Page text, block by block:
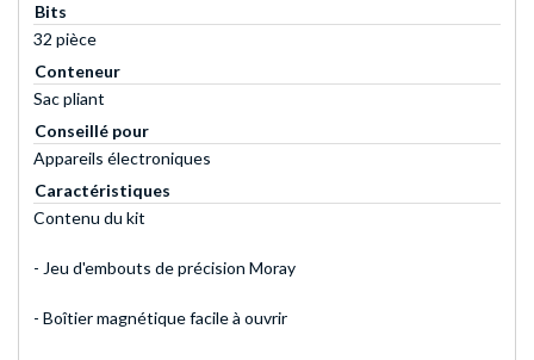
Bits
32 pièce
Conteneur
Sac pliant
Conseillé pour
Appareils électroniques
Caractéristiques
Contenu du kit
- Jeu d'embouts de précision Moray
- Boîtier magnétique facile à ouvrir